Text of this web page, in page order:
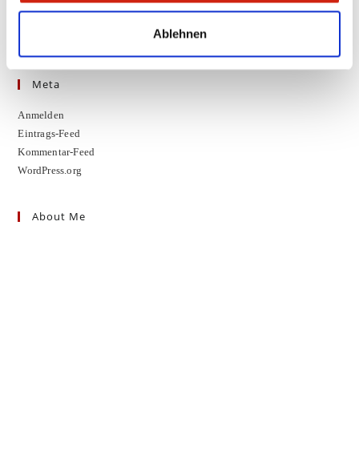
Ablehnen
Meta
Anmelden
Eintrags-Feed
Kommentar-Feed
WordPress.org
About Me